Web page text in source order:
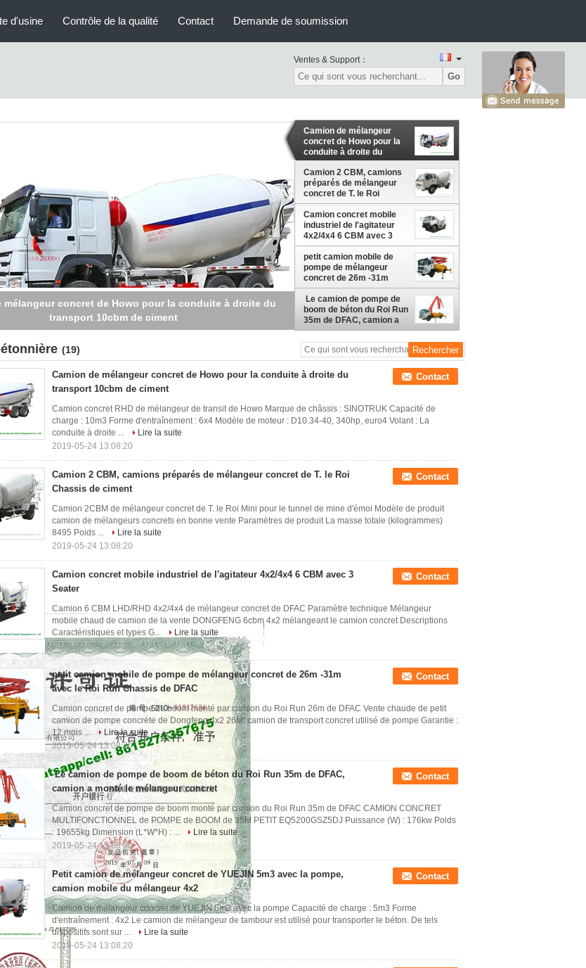
d'usine Contrôle de la qualité Contact Demande de soumission
Ventes & Support：
Go
camions préparés de mélangeur concret de T. le Roi
Chassis de ciment
Camion de mélangeur
concret de Howo pour la
conduite à droite du
transport 10cbm de
ciment
Camion 2 CBM, camions
préparés de mélangeur
concret de T. le Roi
Chassis de ciment
Camion concret mobile
industriel de l'agitateur
4x2/4x4 6 CBM avec 3
Seater
petit camion mobile de
pompe de mélangeur
concret de 26m -31m
avec le Roi Run Chassis
de DFAC
Le camion de pompe de
boom de béton du Roi Run
35m de DFAC, camion a
monté le mélangeur
concret
(19)
Camion de mélangeur concret de Howo pour la conduite à droite du
transport 10cbm de ciment
Contact
Camion concret RHD de mélangeur de transit de Howo Marque de châssis : SINOTRUK Capacité de
charge : 10m3 Forme d'entraînement : 6x4 Modèle de moteur : D10.34-40, 340hp, euro4 Volant : La
conduite à droite ...
Lire la suite
2019-05-24 13:08:20
Camion 2 CBM, camions préparés de mélangeur concret de T. le Roi
Chassis de ciment
Contact
Camion 2CBM de mélangeur concret de T. le Roi Mini pour le tunnel de mine d'émoi Modèle de produit
camion de mélangeurs concrets en bonne vente Paramètres de produit La masse totale (kilogrammes)
8495 Poids ...
Lire la suite
2019-05-24 13:08:20
Camion concret mobile industriel de l'agitateur 4x2/4x4 6 CBM avec 3
Seater
Contact
Camion 6 CBM LHD/RHD 4x2/4x4 de mélangeur concret de DFAC Paramètre technique Mélangeur
mobile chaud de camion de la vente DONGFENG 6cbm 4x2 mélangeant le camion concret Descriptions
Caractéristiques et types G...
Lire la suite
2019-05-24 13:08:20
petit camion mobile de pompe de mélangeur concret de 26m -31m
avec le Roi Run Chassis de DFAC
Contact
Camion concret de pompe de boom monté par camion du Roi Run 26m de DFAC Vente chaude de petit
camion de pompe concrète de Dongfeng 4x2 26M, camion de transport concret utilisé de pompe Garantie :
12 mois ...
Lire la suite
2019-05-24 13:08:20
Le camion de pompe de boom de béton du Roi Run 35m de DFAC,
camion a monté le mélangeur concret
Contact
Camion concret de pompe de boom monté par camion du Roi Run 35m de DFAC CAMION CONCRET
MULTIFONCTIONNEL de POMPE de BOOM de 35M PETIT EQ5200GSZ5DJ Puissance (W) : 176kw Poids
: 19655kg Dimension (L*W*H) : ...
Lire la suite
2019-05-24 13:08:20
Petit camion de mélangeur concret de YUEJIN 5m3 avec la pompe,
camion mobile du mélangeur 4x2
Contact
Camion de mélangeur concret de YUEJIN 5m3 avec la pompe Capacité de charge : 5m3 Forme
d'entraînement : 4x2 Le camion de mélangeur de tambour est utilisé pour transporter le béton. De tels
dispositifs sont sur ...
Lire la suite
2019-05-24 13:08:20